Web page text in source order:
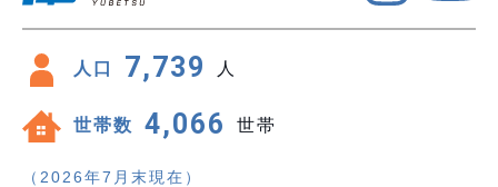
人口 7,739 人
世帯数 4,066 世帯
（2026年7月末現在）